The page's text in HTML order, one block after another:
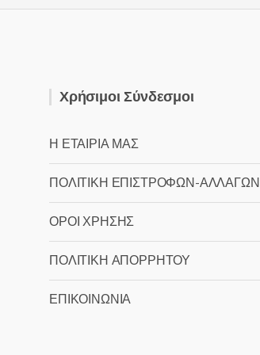
Χρήσιμοι Σύνδεσμοι
Η ΕΤΑΙΡΙΑ ΜΑΣ
ΠΟΛΙΤΙΚΗ ΕΠΙΣΤΡΟΦΩΝ-ΑΛΛΑΓΩΝ
ΟΡΟΙ ΧΡΗΣΗΣ
ΠΟΛΙΤΙΚΗ ΑΠΟΡΡΗΤΟΥ
ΕΠΙΚΟΙΝΩΝΙΑ